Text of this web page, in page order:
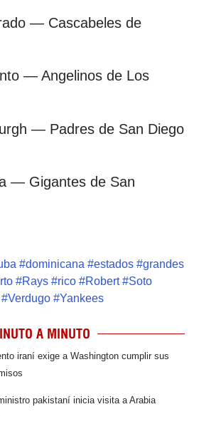
— Cascabeles de
— Angelinos de Los
— Padres de San Diego
— Gigantes de San
#dominicana #estados #grandes
#Rays #rico #Robert#Soto
#Verdugo #Yankees
A MINUTO
iraní exige a Washington cumplir sus
pakistaní inicia visita a Arabia